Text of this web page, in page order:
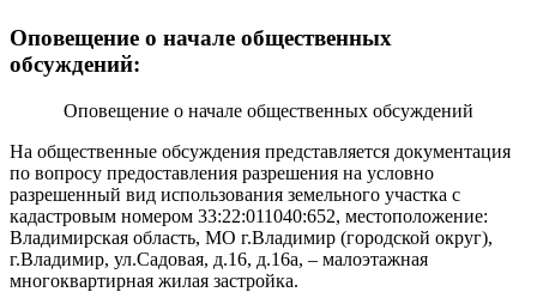
Оповещение о начале общественных
обсуждений:
Оповещение о начале общественных обсуждений
На общественные обсуждения представляется документация
по вопросу предоставления разрешения на условно
разрешенный вид использования земельного участка с
кадастровым номером 33:22:011040:652, местоположение:
Владимирская область, МО г.Владимир (городской округ),
г.Владимир, ул.Садовая, д.16, д.16а, – малоэтажная
многоквартирная жилая застройка.